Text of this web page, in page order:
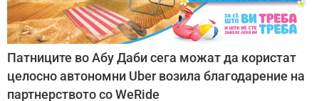
Патниците во Абу Даби сега можат да користат
целосно автономни Uber возила благодарение на
партнерството со WeRide